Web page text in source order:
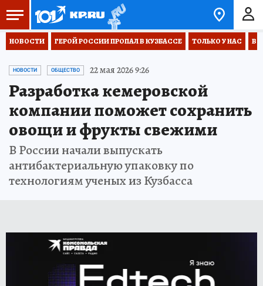
НОВОСТИ ГЕРОЙ РОССИИ ПРОПАЛ В КУЗБАССЕ ТОЛЬКО У НАС
НОВОСТИ ОБЩЕСТВО 22 мая 2026 9:26
Разработка кемеровской
компании поможет сохранить
овощи и фрукты свежими
В России начали выпускать
антибактериальную упаковку по
технологиям ученых из Кузбасса